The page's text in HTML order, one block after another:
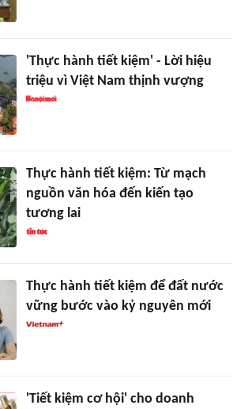
'Thực hành tiết kiệm' - Lời hiệu
triệu vì Việt Nam thịnh vượng
Thực hành tiết kiệm: Từ mạch
nguồn văn hóa đến kiến tạo
tương lai
Thực hành tiết kiệm để đất nước
vững bước vào kỷ nguyên mới
'Tiết kiệm cơ hội' cho doanh